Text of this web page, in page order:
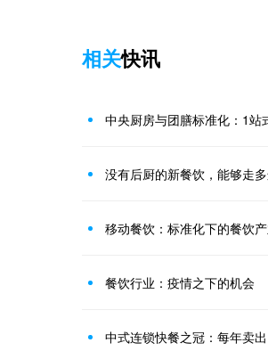
相关快讯
中央厨房与团膳标准化：1
没有后厨的新餐饮，能够走
移动餐饮：标准化下的餐饮
餐饮行业：疫情之下的机会
中式连锁快餐之冠：每年卖